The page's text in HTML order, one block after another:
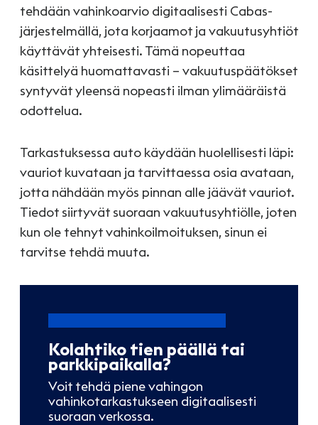
tehdään vahinkoarvio digitaalisesti Cabas-
järjestelmällä, jota korjaamot ja vakuutusyhtiöt
käyttävät yhteisesti. Tämä nopeuttaa
käsittelyä huomattavasti – vakuutuspäätökset
syntyvät yleensä nopeasti ilman ylimääräistä
odottelua.
Tarkastuksessa auto käydään huolellisesti läpi:
vauriot kuvataan ja tarvittaessa osia avataan,
jotta nähdään myös pinnan alle jäävät vauriot.
Tiedot siirtyvät suoraan vakuutusyhtiölle, joten
kun ole tehnyt vahinkoilmoituksen, sinun ei
tarvitse tehdä muuta.
Kolahtiko tien päällä tai
parkkipaikalla?
Voit tehdä piene vahingon
vahinkotarkastukseen digitaalisesti
suoraan verkossa.